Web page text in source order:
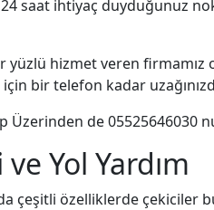
saat ihtiyaç duyduğunuz
yüzlü hizmet veren firmamız
için bir telefon kadar
Üzerinden de05525646030
Yol Yardım
çeşitli özelliklerde çekiciler